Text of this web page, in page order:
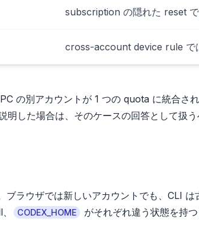
subscription の隠れた reset
cross-account device rule で
の別アカウントが 1 つの quota に統合さ
した場合は、そのケースの回答として扱
ブラウザでは新しいアカウントでも、CLI
CODEX_HOME
がそれぞれ違う状態を持